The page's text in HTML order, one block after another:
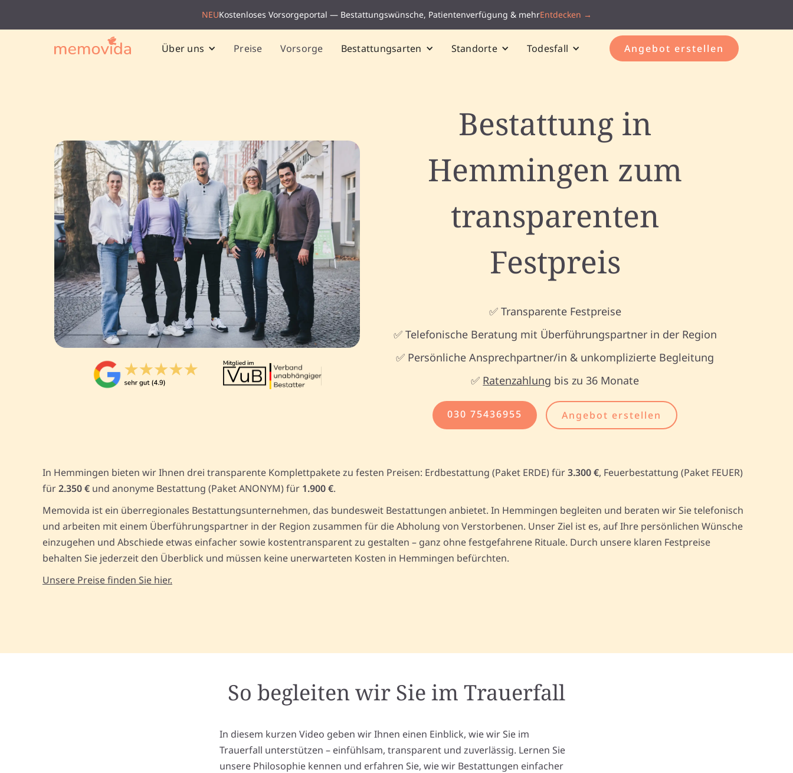
NEUKostenloses Vorsorgeportal — Bestattungswünsche, Patientenverfügung & mehrEntdecken →
Über uns Preise Vorsorge Bestattungsarten Standorte Todesfall Angebot erstellen
Bestattung in
Hemmingen zum
transparenten
Festpreis
✅ Transparente Festpreise
✅ Telefonische Beratung mit Überführungspartner in der Region
✅ Persönliche Ansprechpartner/in & unkomplizierte Begleitung
✅ Ratenzahlung bis zu 36 Monate
030 75436955 Angebot erstellen
In Hemmingen bieten wir Ihnen drei transparente Komplettpakete zu festen Preisen: Erdbestattung (Paket ERDE) für3.300 €, Feuerbestattung (Paket FEUER)
für2.350 € und anonyme Bestattung (Paket ANONYM) für 1.900 €.
Memovida ist ein überregionales Bestattungsunternehmen, das bundesweit Bestattungen anbietet. In Hemmingen begleiten und beraten wir Sie telefonisch
und arbeiten mit einem Überführungspartner in der Region zusammen für die Abholung von Verstorbenen. Unser Ziel ist es, auf Ihre persönlichen Wünsche
einzugehen und Abschiede etwas einfacher sowie kostentransparent zu gestalten – ganz ohne festgefahrene Rituale. Durch unsere klaren Festpreise
behalten Sie jederzeit den Überblick und müssen keine unerwarteten Kosten in Hemmingen befürchten.
Unsere Preise finden Sie hier.
So begleiten wir Sie im Trauerfall
In diesem kurzen Video geben wir Ihnen einen Einblick, wie wir Sie im
Trauerfall unterstützen – einfühlsam, transparent und zuverlässig. Lernen Sie
unsere Philosophie kennen und erfahren Sie, wie wir Bestattungen einfacher